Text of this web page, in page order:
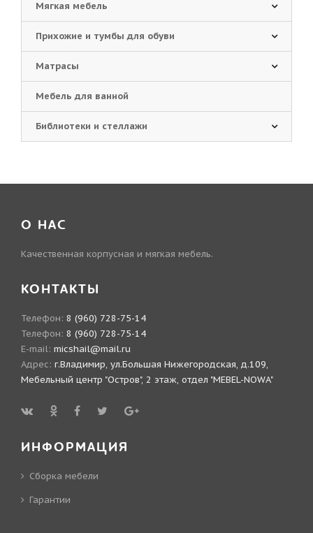
Мягкая мебель
Прихожие и тумбы для обуви
Матрасы
Мебель для ванной
Библиотеки и стеллажи
О НАС
Качественная корпусная и мягкая мебель.
КОНТАКТЫ
Телефон: 8 (960) 728-75-14
Телефон: 8 (960) 728-75-14
E-mail: micshail@mail.ru
Адрес: г.Владимир, ул.Большая Нижегородская, д.109,
Мебельный центр "Остров", 2 этаж, отдел "MEBEL-NOWA"
ИНФОРМАЦИЯ
Сборка мебели
Гарантии